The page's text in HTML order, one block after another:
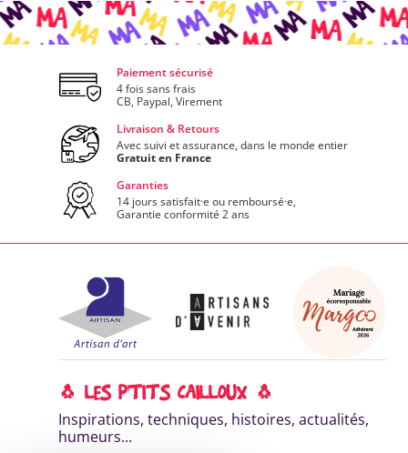
Paiement sécurisé
4 fois sans frais
CB, Paypal, Virement
Livraison & Retours
Avec suivi et assurance, dans le monde entier
Gratuit en France
Garanties
14 jours satisfait·e ou remboursé·e,
Garantie conformité 2 ans
🐧 LES P'TITS CAILLOUX 🐧
Inspirations, techniques, histoires, actualités,
humeurs...